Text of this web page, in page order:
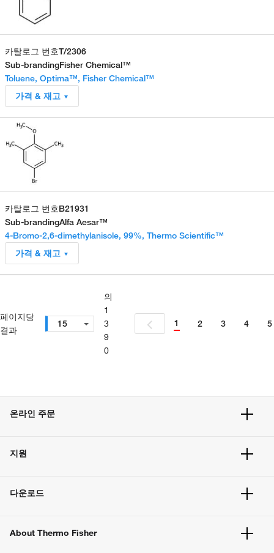
카탈로그 번호T/2306
Sub-brandingFisher Chemical™
Toluene, Optima™, Fisher Chemical™
가격 & 재고
카탈로그 번호B21931
Sub-brandingAlfa Aesar™
4-Bromo-2,6-dimethylanisole, 99%, Thermo Scientific™
가격 & 재고
페이지당
결과
15
의
1
3
9
0
1 2 3 4 5
온라인 주문
주문 방법
벌크 주문
지원
고객 센터
웹사이트 개선사항
다운로드
About Thermo Fisher